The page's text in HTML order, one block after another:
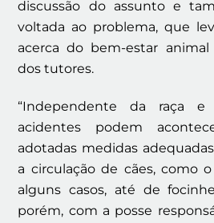
discussão do assunto e
voltada ao problema, que
acerca do bem-estar animal
dos tutores.
“Independente da raça
acidentes podem
adotadas medidas
a circulação de cães, como
alguns casos, até de
porém, com a posse